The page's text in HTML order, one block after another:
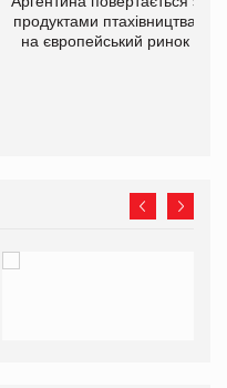
продуктами птахівництва
на європейський ринок